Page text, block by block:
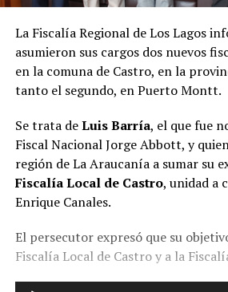
La Fiscalía Regional de Los Lagos
asumieron sus cargos dos nuevos
en la comuna de Castro, en la
tanto el segundo, en Puerto Montt.
Se trata deLuis Barría, el que fue
Fiscal Nacional Jorge Abbott, y
región de La Araucanía a sumar su
Fiscalía Local de Castro, unidad a
Enrique Canales.
El persecutor expresó que su
Fiscalía Local de Castro y a la